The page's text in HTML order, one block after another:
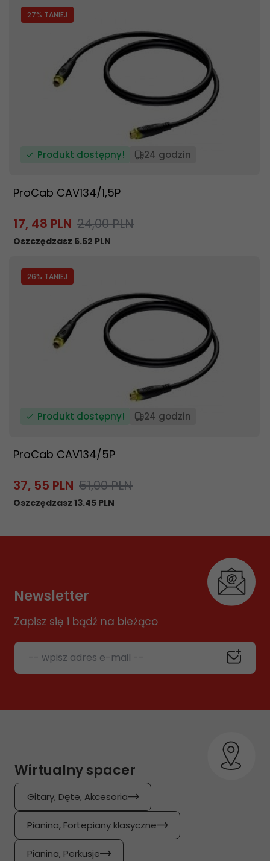
27% TANIEJ
Produkt dostępny! 24 godzin
ProCab CAV134/1,5P
17, 48 PLN 24,00 PLN
Oszczędzasz 6.52 PLN
26% TANIEJ
Produkt dostępny! 24 godzin
ProCab CAV134/5P
37, 55 PLN 51,00 PLN
Oszczędzasz 13.45 PLN
Newsletter
Zapisz się i bądź na bieżąco
-- wpisz adres e-mail --
Wirtualny spacer
Gitary, Dęte, Akcesoria
Pianina, Fortepiany klasyczne
Pianina, Perkusje